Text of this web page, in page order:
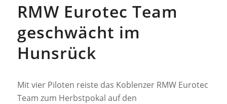
RMW Eurotec Team
geschwächt im
Hunsrück
Mit vier Piloten reiste das Koblenzer RMW Eurotec
Team zum Herbstpokal auf den